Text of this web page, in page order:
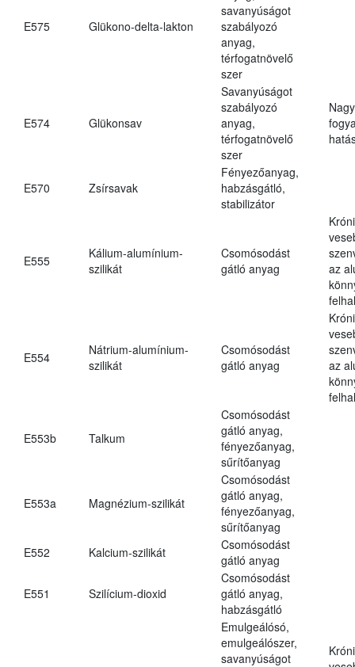
E575 Glükono-delta-lakton
savanyúságot
szabályozó
anyag,
térfogatnövelő
szer
E574 Glükonsav
Savanyúságot
szabályozó
anyag,
térfogatnövelő
szer
E570 Zsírsavak
Fényezőanyag,
habzásgátló,
stabilizátor
E555
Kálium-alumínium-
szilikát
Csomósodást
gátló anyag
az
E554
Nátrium-alumínium-
szilikát
Csomósodást
gátló anyag
az
E553b Talkum
Csomósodást
gátló anyag,
fényezőanyag,
sűrítőanyag
E553a Magnézium-szilikát
Csomósodást
gátló anyag,
fényezőanyag,
sűrítőanyag
E552
Kalcium-szilikát
Csomósodást
gátló anyag
E551 Szilícium-dioxid
Csomósodást
gátló anyag,
habzásgátló
Emulgeálósó,
emulgeálószer,
savanyúságot